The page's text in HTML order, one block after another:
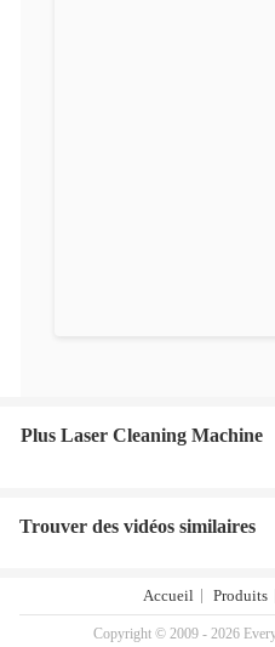
Plus Laser Cleaning Machine
Trouver des vidéos similaires
Accueil Produits
Copyright © 2009 - 2026